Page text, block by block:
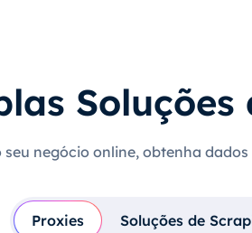
Soluções
negócio online, obtenha
Proxies Soluções de